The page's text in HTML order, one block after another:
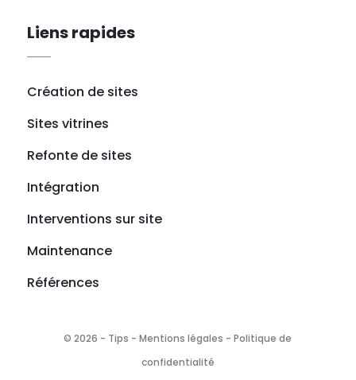
Liens rapides
Création de sites
Sites vitrines
Refonte de sites
Intégration
Interventions sur site
Maintenance
Références
© 2026 - Tips -Mentions légales -Politique de
confidentialité